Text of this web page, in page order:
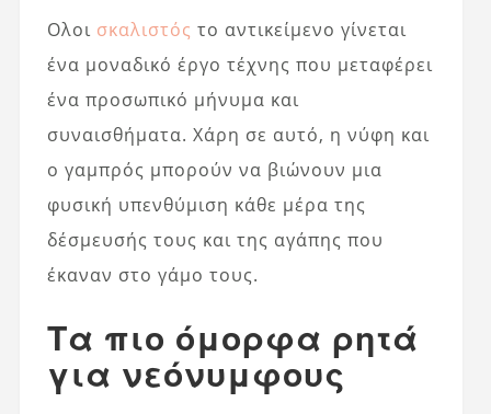
Ολοι σκαλιστός το αντικείμενο γίνεται
ένα μοναδικό έργο τέχνης που μεταφέρει
ένα προσωπικό μήνυμα και
συναισθήματα. Χάρη σε αυτό, η νύφη και
ο γαμπρός μπορούν να βιώνουν μια
φυσική υπενθύμιση κάθε μέρα της
δέσμευσής τους και της αγάπης που
έκαναν στο γάμο τους.
Τα πιο όμορφα ρητά
για νεόνυμφους